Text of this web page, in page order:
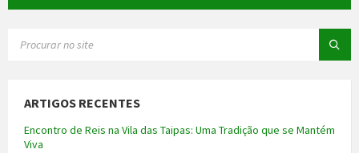
ARTIGOS RECENTES
Encontro de Reis na Vila das Taipas: Uma Tradição que se Mantém
Viva